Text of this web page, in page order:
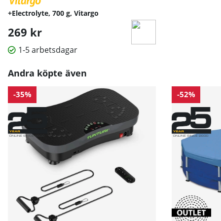
+Electrolyte, 700 g, Vitargo
269 kr
1-5 arbetsdagar
Andra köpte även
-35% -52%